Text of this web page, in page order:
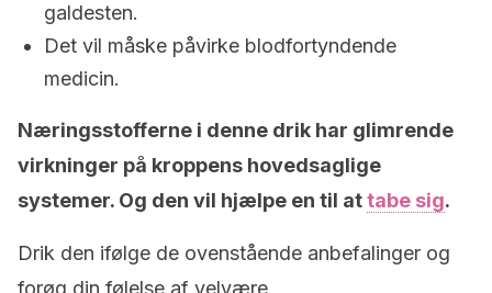
galdesten.
Det vil måske påvirke blodfortyndende
medicin.
Næringsstofferne i denne drik har glimrende
virkninger på kroppens hovedsaglige
systemer. Og den vil hjælpe en til attabe sig.
Drik den ifølge de ovenstående anbefalinger og
forøg din følelse af velvære.